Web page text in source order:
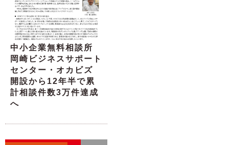
中小企業無料相談所
岡崎ビジネスサポート
センター・オカビズ
開設から12年半で累
計相談件数3万件達成
へ